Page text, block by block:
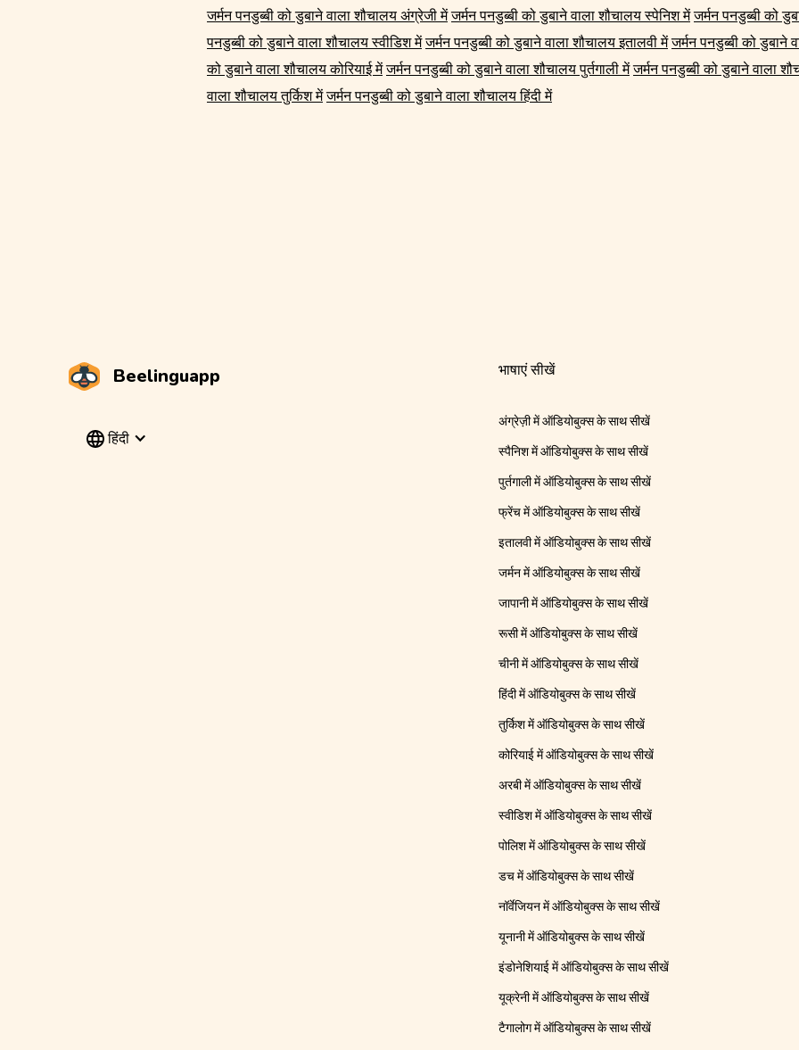
जर्मन पनडुब्बी को डुबाने वाला शौचालय अंग्रेजी में जर्मन पनडुब्बी को डुबाने वाला शौचालय स्पेनिश में जर्मन पनडुब्बी को
पनडुब्बी को डुबाने वाला शौचालय स्वीडिश में जर्मन पनडुब्बी को डुबाने वाला शौचालय इतालवी में जर्मन पनडुब्बी को डुबाने
को डुबाने वाला शौचालय कोरियाई में जर्मन पनडुब्बी को डुबाने वाला शौचालय पुर्तगाली में जर्मन पनडुब्बी को डुबाने वाला
वाला शौचालय तुर्किश में जर्मन पनडुब्बी को डुबाने वाला शौचालय हिंदी में
Beelinguapp
हिंदी
भाषाएं सीखें
अंग्रेज़ी में ऑडियोबुक्स के साथ सीखें
स्पैनिश में ऑडियोबुक्स के साथ सीखें
पुर्तगाली में ऑडियोबुक्स के साथ सीखें
फ्रेंच में ऑडियोबुक्स के साथ सीखें
इतालवी में ऑडियोबुक्स के साथ सीखें
जर्मन में ऑडियोबुक्स के साथ सीखें
जापानी में ऑडियोबुक्स के साथ सीखें
रूसी में ऑडियोबुक्स के साथ सीखें
चीनी में ऑडियोबुक्स के साथ सीखें
हिंदी में ऑडियोबुक्स के साथ सीखें
तुर्किश में ऑडियोबुक्स के साथ सीखें
कोरियाई में ऑडियोबुक्स के साथ सीखें
अरबी में ऑडियोबुक्स के साथ सीखें
स्वीडिश में ऑडियोबुक्स के साथ सीखें
पोलिश में ऑडियोबुक्स के साथ सीखें
डच में ऑडियोबुक्स के साथ सीखें
नॉर्वेजियन में ऑडियोबुक्स के साथ सीखें
यूनानी में ऑडियोबुक्स के साथ सीखें
इंडोनेशियाई में ऑडियोबुक्स के साथ सीखें
यूक्रेनी में ऑडियोबुक्स के साथ सीखें
टैगालोग में ऑडियोबुक्स के साथ सीखें